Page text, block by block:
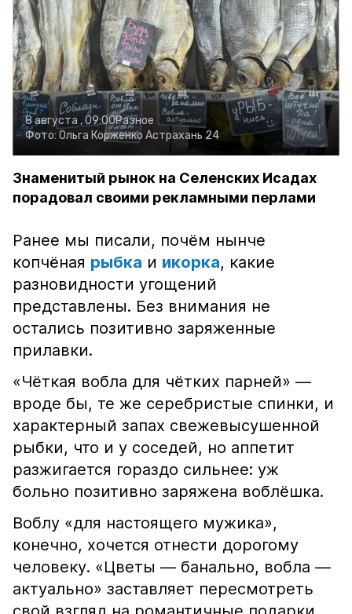
8 августа , 09:00Разное
Фото: Ольга Корженко Астрахань 24
Знаменитый рынок на Селенских Исадах
порадовал своими рекламными перлами
Ранее мы писали, почём нынче
копчёная рыбка и икорка, какие
разновидности угощений
представлены. Без внимания не
остались позитивно заряженные
прилавки.
«Чёткая вобла для чётких парней» —
вроде бы, те же серебристые спинки, и
характерный запах свежевысушенной
рыбки, что и у соседей, но аппетит
разжигается гораздо сильнее: уж
больно позитивно заряжена воблёшка.
Воблу «для настоящего мужика»,
конечно, хочется отнести дорогому
человеку. «Цветы — банально, вобла —
актуально» заставляет пересмотреть